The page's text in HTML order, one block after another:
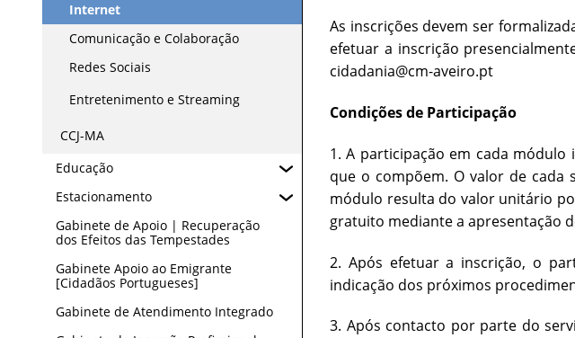
Internet
Comunicação e Colaboração
Redes Sociais
Entretenimento e Streaming
CCJ-MA
Educação
Estacionamento
Gabinete de Apoio | Recuperação
dos Efeitos das Tempestades
Gabinete Apoio ao Emigrante
[Cidadãos Portugueses]
Gabinete de Atendimento Integrado
As inscrições devem ser
efetuar a inscrição
cidadania@cm-aveiro.pt
Condições de Participação
1. A participação em cada
que o compõem. O valor de cada
módulo resulta do valor unitário
gratuito mediante a apresentação
2. Após efetuar a inscrição, o
indicação dos próximos
3. Após contacto por parte do